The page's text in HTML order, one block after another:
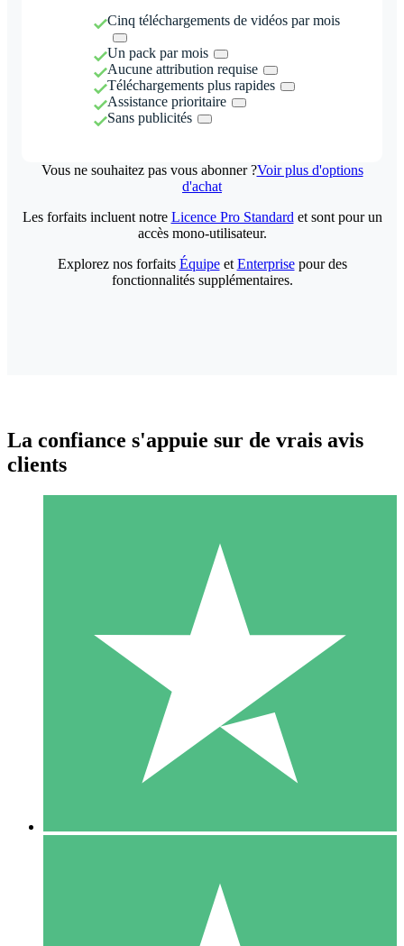
Cinq téléchargements de vidéos par mois
Un pack par mois
Aucune attribution requise
Téléchargements plus rapides
Assistance prioritaire
Sans publicités
Vous ne souhaitez pas vous abonner ?Voir plus d'options
d'achat
Packs de Crédits Individuels
Payez à l'utilisation avec des crédits de téléchargement. Sans
1 Téléchargement
10 00
10 Téléchargements
20 00
Les forfaits incluent notre Licence Pro Standard et sont pour un
accès mono-utilisateur.
Explorez nos forfaits Équipeet Enterprisepour des
fonctionnalités supplémentaires.
La confiance s'appuie sur de vrais avis
clients